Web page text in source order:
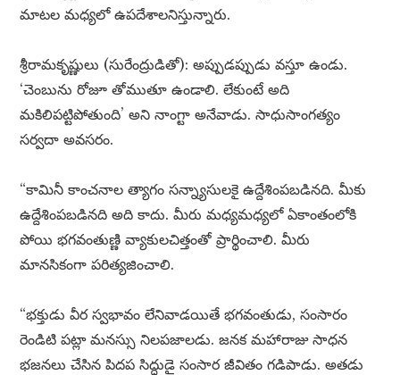
మాటల మధ్యలో ఉపదేశాలనిస్తున్నారు.
శ్రీరామకృష్ణులు (సురేంద్రుడితో): అప్పుడప్పుడు వస్తూ ఉండు.
‘చెంబును రోజూ తోముతూ ఉండాలి. లేకుంటే అది
మకిలిపట్టిపోతుంది’ అని నాంగ్టా అనేవాడు. సాధుసాంగత్యం
సర్వదా అవసరం.
“కామినీ కాంచనాల త్యాగం సన్న్యాసులకై ఉద్దేశింపబడినది. మీకు
ఉద్దేశింపబడినది అది కాదు. మీరు మధ్యమధ్యలో ఏకాంతంలోకి
పోయి భగవంతుణ్ణి వ్యాకులచిత్తంతో ప్రార్థించాలి. మీరు
మానసికంగా పరిత్యజించాలి.
“భక్తుడు వీర స్వభావం లేనివాడయితే భగవంతుడు, సంసారం
రెండిటి పట్లా మనస్సు నిలపజాలడు. జనక మహారాజు సాధన
భజనలు చేసిన పిదప సిద్ధుడై సంసార జీవితం గడిపాడు. అతడు